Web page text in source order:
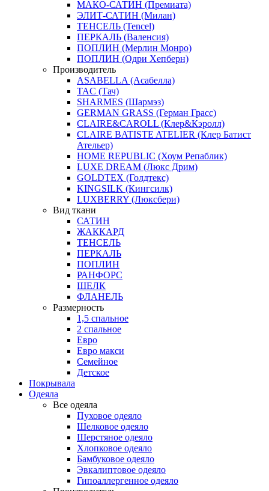
МАКО-САТИН (Премиата)
ЭЛИТ-САТИН (Милан)
ТЕНСЕЛЬ (Tencel)
ПЕРКАЛЬ (Валенсия)
ПОПЛИН (Мерлин Монро)
ПОПЛИН (Одри Хепберн)
Производитель
ASABELLA (Асабелла)
TAC (Тач)
SHARMES (Шармэз)
GERMAN GRASS (Герман Грасс)
CLAIRE&CAROLL (Клер&Кэролл)
CLAIRE BATISTE ATELIER (Клер Батист
Ательер)
HOME REPUBLIC (Хоум Репаблик)
LUXE DREAM (Люкс Дрим)
GOLDTEX (Голдтекс)
KINGSILK (Кингсилк)
LUXBERRY (Люксбери)
Вид ткани
САТИН
ЖАККАРД
ТЕНСЕЛЬ
ПЕРКАЛЬ
ПОПЛИН
РАНФОРС
ШЕЛК
ФЛАНЕЛЬ
Размерность
1,5 спальное
2 спальное
Евро
Евро макси
Семейное
Детское
Покрывала
Одеяла
Все одеяла
Пуховое одеяло
Шелковое одеяло
Шерстяное одеяло
Хлопковое одеяло
Бамбуковое одеяло
Эвкалиптовое одеяло
Гипоаллергенное одеяло